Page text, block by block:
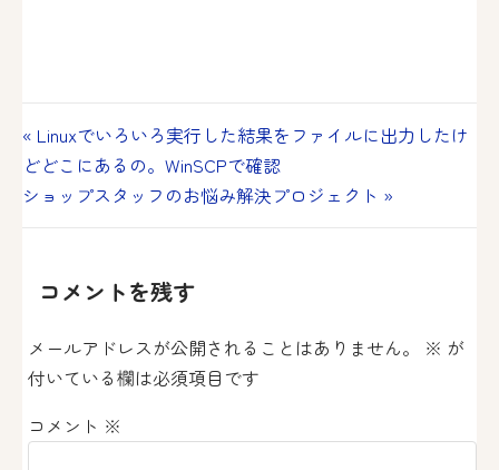
投
稿
ゲ
ー
シ
ョ
« Linuxでいろいろ実行した結果をファイルに出力したけ
どどこにあるの。WinSCPで確認
ショップスタッフのお悩み解決プロジェクト »
コメントを残す
メールアドレスが公開されることはありません。 ※ が
付いている欄は必須項目です
コメント ※